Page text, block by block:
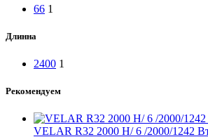
66 1
Длинна
2400 1
Рекомендуем
VELAR R32 2000 H/ 6 /2000/1242